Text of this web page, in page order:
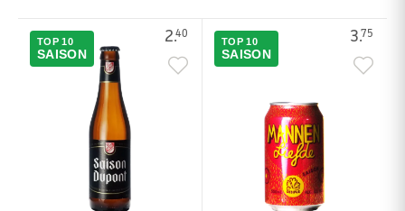
2.40
TOP 10
SAISON
3.75
TOP 10
SAISON